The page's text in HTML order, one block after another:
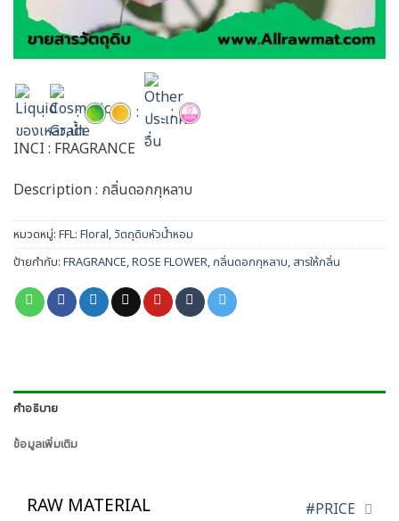
: : :
:
INCI : FRAGRANCE
Description : กลิ่นดอกกุหลาบ
หมวดหมู่: FFL: Floral, วัตถุดิบหัวน้ำหอม
ป้ายกำกับ: FRAGRANCE,ROSE FLOWER,กลิ่นดอกกุหลาบ, สารให้กลิ่น
คำอธิบาย
ข้อมูลเพิ่มเติม
RAW MATERIAL #PRICE